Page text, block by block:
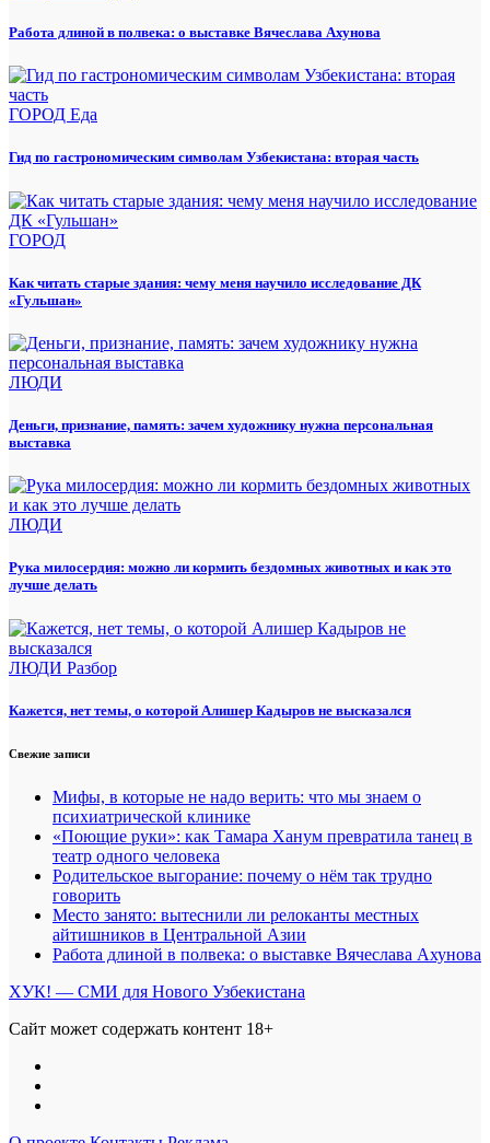
Работа длиной в полвека: о выставке Вячеслава Ахунова
ГОРОД Еда
Гид по гастрономическим символам Узбекистана: вторая часть
ГОРОД
Как читать старые здания: чему меня научило исследование ДК
«Гульшан»
ЛЮДИ
Деньги, признание, память: зачем художнику нужна персональная
выставка
ЛЮДИ
Рука милосердия: можно ли кормить бездомных животных и как это
лучше делать
ЛЮДИ Разбор
Кажется, нет темы, о которой Алишер Кадыров не высказался
Свежие записи
Мифы, в которые не надо верить: что мы знаем о
психиатрической клинике
«Поющие руки»: как Тамара Ханум превратила танец в
театр одного человека
Родительское выгорание: почему о нём так трудно
говорить
Место занято: вытеснили ли релоканты местных
айтишников в Центральной Азии
Работа длиной в полвека: о выставке Вячеслава Ахунова
ХУК! — СМИ для Нового Узбекистана
Сайт может содержать контент 18+